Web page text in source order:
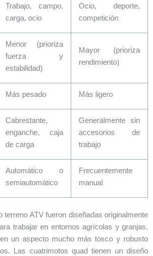
Trabajo, campo,
carga, ocio
Ocio, deporte,
competición
Menor (prioriza
fuerza y
estabilidad)
Mayor (prioriza
rendimiento)
Más pesado Más ligero
Cabrestante,
enganche, caja
de carga
Generalmente sin
accesorios de
trabajo
Automático o
semiautomático
Frecuentemente
manual
terreno ATV fueron diseñadas originalmente
trabajar en entornos agrícolas y granjas.
un aspecto mucho más tosco y robusto
Las cuatrimotos quad tienen un diseño